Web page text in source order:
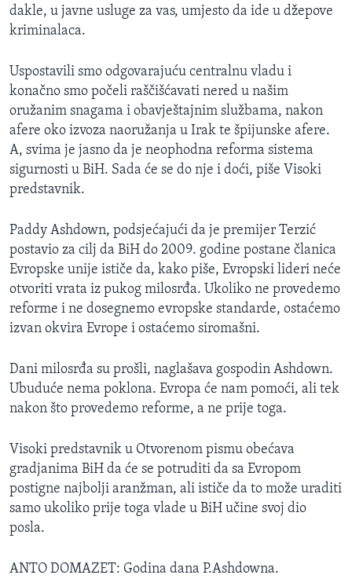
dakle, u javne usluge za vas, umjesto da ide u džepove
kriminalaca.
Uspostavili smo odgovarajuću centralnu vladu i
konačno smo počeli raščišćavati nered u našim
oružanim snagama i obavještajnim službama, nakon
afere oko izvoza naoružanja u Irak te špijunske afere.
A, svima je jasno da je neophodna reforma sistema
sigurnosti u BiH. Sada će se do nje i doći, piše Visoki
predstavnik.
Paddy Ashdown, podsjećajući da je premijer Terzić
postavio za cilj da BiH do 2009. godine postane članica
Evropske unije ističe da, kako piše, Evropski lideri neće
otvoriti vrata iz pukog milosrđa. Ukoliko ne provedemo
reforme i ne dosegnemo evropske standarde, ostaćemo
izvan okvira Evrope i ostaćemo siromašni.
Dani milosrđa su prošli, naglašava gospodin Ashdown.
Ubuduće nema poklona. Evropa će nam pomoći, ali tek
nakon što provedemo reforme, a ne prije toga.
Visoki predstavnik u Otvorenom pismu obećava
gradjanima BiH da će se potruditi da sa Evropom
postigne najbolji aranžman, ali ističe da to može uraditi
samo ukoliko prije toga vlade u BiH učine svoj dio
posla.
ANTO DOMAZET: Godina dana P.Ashdowna.